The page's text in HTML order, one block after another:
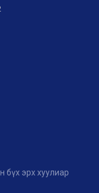
эрх хуулиар